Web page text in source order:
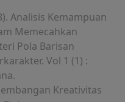
Analisis Kemampuan
Memecahkan
Pola Barisan
Vol 1 (1) :
Kreativitas